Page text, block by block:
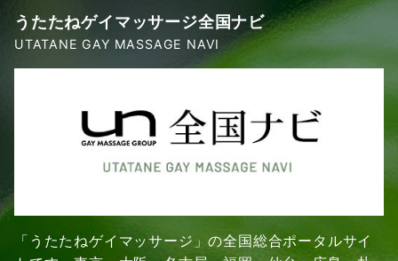
うたたねゲイマッサージ全国ナビ
UTATANE GAY MASSAGE NAVI
「うたたねゲイマッサージ」の全国総合ポータルサイ